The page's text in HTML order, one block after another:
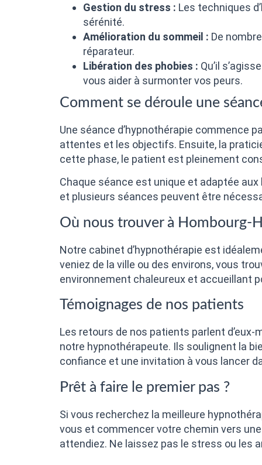
Gestion du stress : Les techniques
sérénité.
Amélioration du sommeil : De
réparateur.
Libération des phobies : Qu’il
vous aider à surmonter vos peurs.
Comment se déroule une
Une séance d’hypnothérapie commence
attentes et les objectifs. Ensuite, la
cette phase, le patient est pleinement
Chaque séance est unique et adaptée
et plusieurs séances peuvent être
Où nous trouver à Hombourg-
Notre cabinet d’hypnothérapie est
veniez de la ville ou des environs, vous
environnement chaleureux et accueillant
Témoignages de nos patients
Les retours de nos patients parlent
notre hypnothérapeute. Ils soulignent la
confiance et une invitation à vous lancer
Prêt à faire le premier pas ?
Si vous recherchez la meilleure
vous et commencer votre chemin vers
attendiez. Ne laissez pas le stress ou les